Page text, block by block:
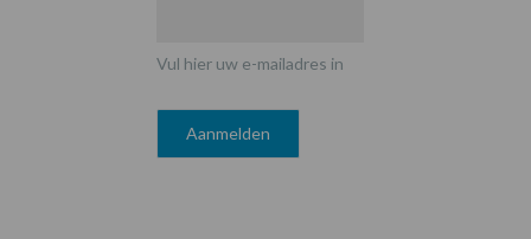
Vul hier uw e-mailadres in